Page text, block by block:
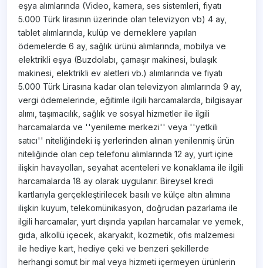
eşya alımlarında (Video, kamera, ses sistemleri, fiyatı
5.000 Türk lirasının üzerinde olan televizyon vb) 4 ay,
tablet alımlarında, kulüp ve derneklere yapılan
ödemelerde 6 ay, sağlık ürünü alımlarında, mobilya ve
elektrikli eşya (Buzdolabı, çamaşır makinesi, bulaşık
makinesi, elektrikli ev aletleri vb.) alımlarında ve fiyatı
5.000 Türk Lirasına kadar olan televizyon alımlarında 9 ay,
vergi ödemelerinde, eğitimle ilgili harcamalarda, bilgisayar
alımı, taşımacılık, sağlık ve sosyal hizmetler ile ilgili
harcamalarda ve ''yenileme merkezi'' veya ''yetkili
satıcı'' niteliğindeki iş yerlerinden alınan yenilenmiş ürün
niteliğinde olan cep telefonu alımlarında 12 ay, yurt içine
ilişkin havayolları, seyahat acenteleri ve konaklama ile ilgili
harcamalarda 18 ay olarak uygulanır. Bireysel kredi
kartlarıyla gerçekleştirilecek basılı ve külçe altın alımına
ilişkin kuyum, telekomünikasyon, doğrudan pazarlama ile
ilgili harcamalar, yurt dışında yapılan harcamalar ve yemek,
gıda, alkollü içecek, akaryakıt, kozmetik, ofis malzemesi
ile hediye kart, hediye çeki ve benzeri şekillerde
herhangi somut bir mal veya hizmeti içermeyen ürünlerin